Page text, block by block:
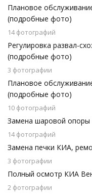
Плановое
(подробные фото)
14 фотографий
Регулировка развал-
(подробные фото)
3 фотографии
Плановое
(подробные фото)
10 фотографий
Замена шаровой
14 фотографий
Замена печки КИА,
3 фотографии
Полный осмотр КИА
2 фотографии